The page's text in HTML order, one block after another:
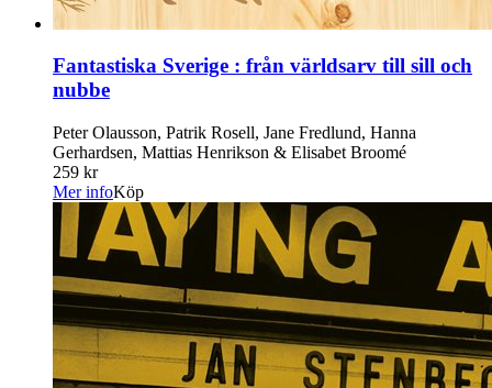
Fantastiska Sverige : från världsarv till sill och
nubbe
Peter Olausson, Patrik Rosell, Jane Fredlund, Hanna
Gerhardsen, Mattias Henrikson & Elisabet Broomé
259 kr
Mer infoKöp